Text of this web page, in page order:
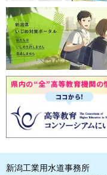
新潟工業用水道事務所